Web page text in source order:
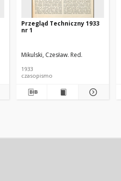
Przegląd Techniczny 1933
nr 1
Mikulski, Czesław. Red.
1933
czasopismo